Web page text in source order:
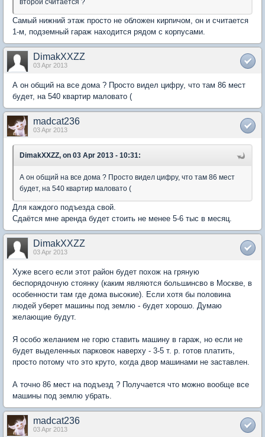
второй считается ?
Самый нижний этаж просто не обложен кирпичом, он и считается
1-м, подземный гараж находится рядом с корпусами.
DimakXXZZ
03 Apr 2013
А он общий на все дома ? Просто видел цифру, что там 86 мест
будет, на 540 квартир маловато (
madcat236
03 Apr 2013
DimakXXZZ, on 03 Apr 2013 - 10:31:
А он общий на все дома ? Просто видел цифру, что там 86 мест
будет, на 540 квартир маловато (
Для каждого подъезда свой.
Сдаётся мне аренда будет стоить не менее 5-6 тыс в месяц.
DimakXXZZ
03 Apr 2013
Хуже всего если этот район будет похож на гряную
беспорядочную стоянку (каким являются большинсво в Москве, в
особенности там где дома высокие). Если хотя бы половина
людей уберет машины под землю - будет хорошо. Думаю
желающие будут.
Я особо желанием не горю ставить машину в гараж, но если не
будет выделенных парковок наверху - 3-5 т. р. готов платить,
просто потому что это круто, когда двор машинами не заставлен.
А точно 86 мест на подъезд ? Получается что можно вообще все
машины под землю убрать.
madcat236
03 Apr 2013